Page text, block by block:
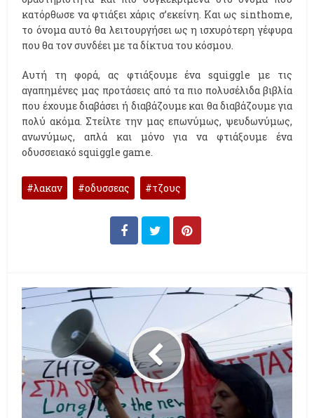
κατόρθωσε να φτιάξει χάρις σ’εκείνη. Και ως sinthome,
το όνομα αυτό θα λειτουργήσει ως η ισχυρότερη γέφυρα
που θα τον συνδέει με τα δίκτυα του κόσμου.
Αυτή τη φορά, ας φτιάξουμε ένα squiggle με τις
αγαπημένες μας προτάσεις από τα πιο πολυσέλιδα βιβλία
που έχουμε διαβάσει ή διαβάζουμε και θα διαβάζουμε για
πολύ ακόμα. Στείλτε την μας επωνύμως, ψευδωνύμως,
ανωνύμως, απλά και μόνο για να φτιάξουμε ένα
οδυσσειακό squiggle game.
λακαν οδυσσεας τζους